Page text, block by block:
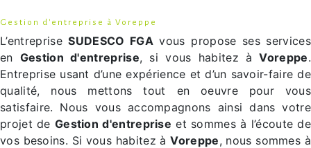
Gestion d'entreprise à Voreppe
L’entrepriseSUDESCO FGA vous propose ses services
en Gestion d'entreprise, si vous habitez àVoreppe.
Entreprise usant d’une expérience et d’un savoir-faire de
qualité, nous mettons tout en oeuvre pour vous
satisfaire. Nous vous accompagnons ainsi dans votre
projet de Gestion d'entreprise et sommes à l’écoute de
vos besoins. Si vous habitez àVoreppe, nous sommes à